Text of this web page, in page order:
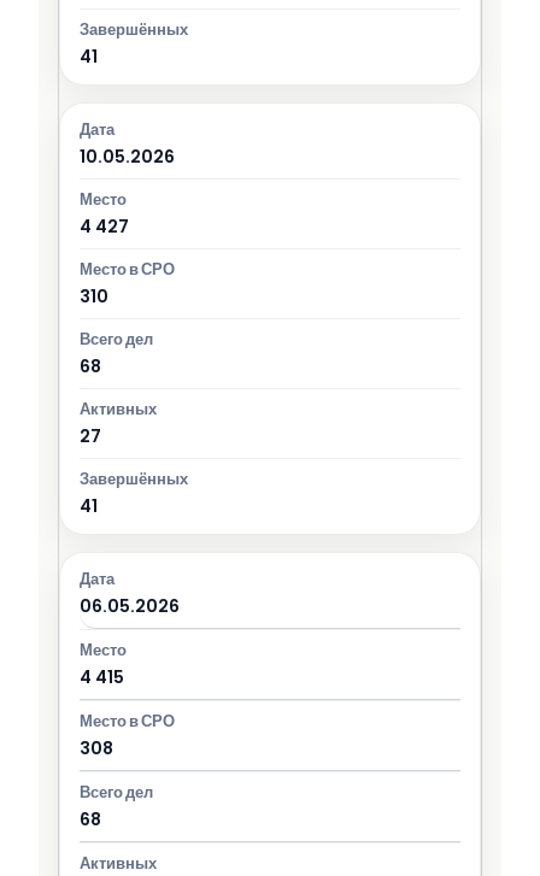
41
10.05.2026
4 427
310
68
27
41
06.05.2026
4 415
308
68